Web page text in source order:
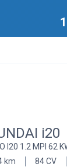
i20
I20 1.2 MPI 62
km
84 CV